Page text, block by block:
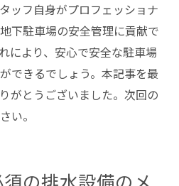
ッフ自身がプロフェッショナ
下駐車場の安全管理に貢献で
により、安心で安全な駐車場
できるでしょう。本記事を最
がとうございました。次回の
い。